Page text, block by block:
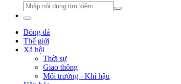
Bóng đá
Thế giới
Xã hội
Thời sự
Giao thông
Môi trường - Khí hậu